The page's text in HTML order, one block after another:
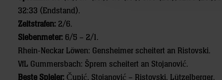
32:33 (Endstand).
Zeitstrafen: 2/6.
Siebenmeter: 6/5 – 2/1.
Rhein-Neckar Löwen: Gensheimer scheitert an Ristovski.
VfL Gummersbach: Šprem scheitert an Stojanović.
Beste Spieler: Čupić, Stojanović – Ristovski, Lützelberger.